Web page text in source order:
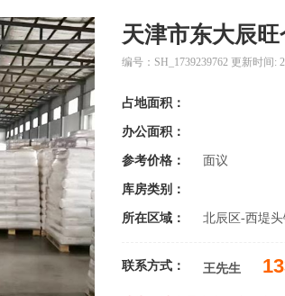
天津市东大辰旺
编号：SH_1739239762 更新时间:
占地面积：
办公面积：
参考价格： 面议
库房类别：
所在区域： 北辰区-西堤
联系方式： 王先生